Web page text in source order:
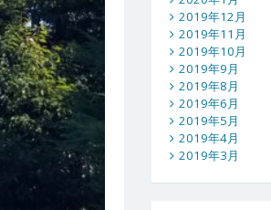
2019年12月
2019年11月
2019年10月
2019年9月
2019年8月
2019年6月
2019年5月
2019年4月
2019年3月